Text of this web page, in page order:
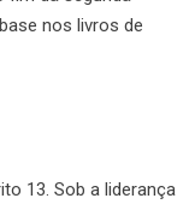
nos livros de
13. Sob a liderança